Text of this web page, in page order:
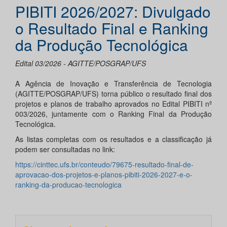
PIBITI 2026/2027: Divulgado
o Resultado Final e Ranking
da Produção Tecnológica
Edital 03/2026 - AGITTE/POSGRAP/UFS
A Agência de Inovação e Transferência de Tecnologia
(AGITTE/POSGRAP/UFS) torna público o resultado final dos
projetos e planos de trabalho aprovados no Edital PIBITI nº
003/2026, juntamente com o Ranking Final da Produção
Tecnológica.
As listas completas com os resultados e a classificação já
podem ser consultadas no link:
https://cinttec.ufs.br/conteudo/79675-resultado-final-de-
aprovacao-dos-projetos-e-planos-pibiti-2026-2027-e-o-
ranking-da-producao-tecnologica